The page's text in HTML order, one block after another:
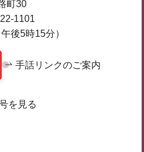
町30
1101
後5時15分）
手話リンクのご案内
を見る